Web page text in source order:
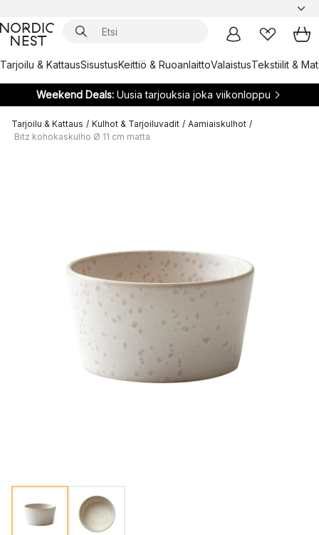
Tarjoilu & KattausSisustusKeittiö & RuoanlaittoValaistusTekstiilit &
Weekend Deals:Uusia tarjouksia joka viikonloppu
Tarjoilu & Kattaus / Kulhot & Tarjoiluvadit / Aamiaiskulhot /
Bitz kohokaskulho Ø 11 cm matta